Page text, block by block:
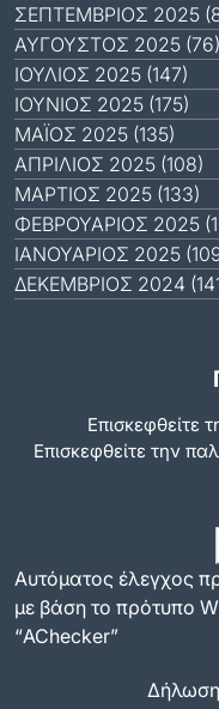
ΣΕΠΤΈΜΒΡΙΟΣ 2025
ΑΎΓΟΥΣΤΟΣ 2025 (76)
ΙΟΎΛΙΟΣ 2025 (147)
ΙΟΎΝΙΟΣ 2025 (175)
ΜΆΙΟΣ 2025 (135)
ΑΠΡΊΛΙΟΣ 2025 (108)
ΜΆΡΤΙΟΣ 2025 (133)
ΦΕΒΡΟΥΆΡΙΟΣ 2025
ΙΑΝΟΥΆΡΙΟΣ 2025
ΔΕΚΈΜΒΡΙΟΣ 2024
Επισκεφθείτε
Eπισκεφθείτε την
Αυτόματος έλεγχος
με βάση το πρότυπο
“AChecker”